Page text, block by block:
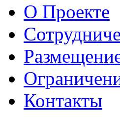
О Проекте
Контакты